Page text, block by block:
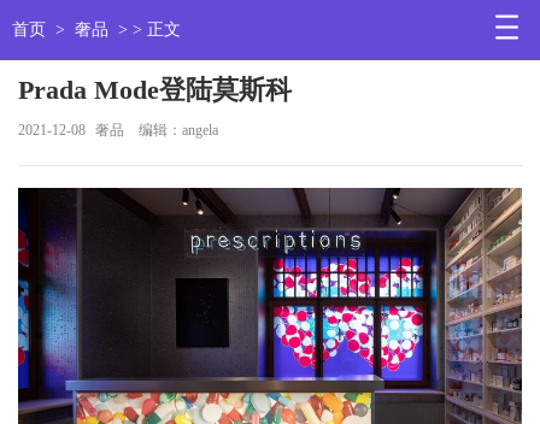
首页 > 奢品 > > 正文
Prada Mode登陆莫斯科
2021-12-08 奢品 编辑：angela